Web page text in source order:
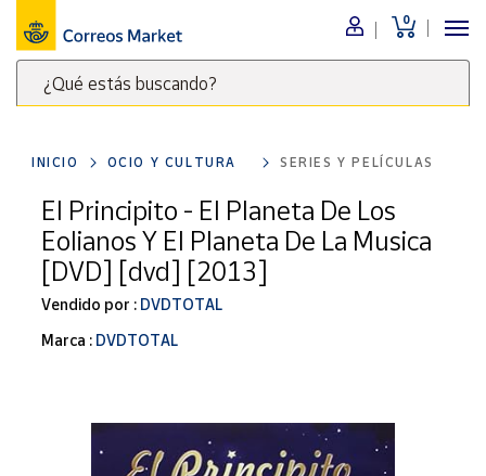
0
¿Qué estás buscando?
clave
para
buscar
productos
Correos
Menú
Nuestro
catálogo
Alimentación
Bebidas
Ocio y cultura
Juguetes y
juegos
Libros y
INICIO OCIO Y CULTURA SERIES Y PELÍCULAS
El Principito - El Planeta De Los
Eolianos Y El Planeta De La Musica
[DVD] [dvd] [2013]
Vendido por : DVDTOTAL
Marca : DVDTOTAL